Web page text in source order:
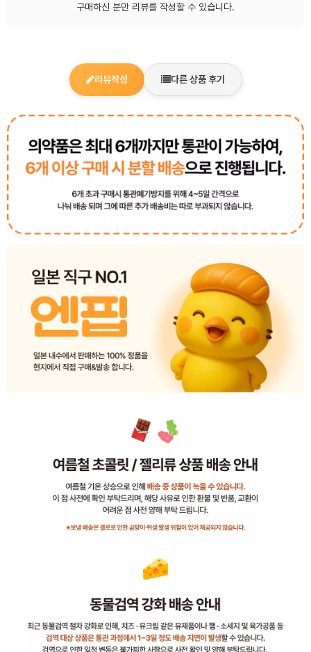
구매하신 분만 리뷰를 작성할 수 있습니다.
리뷰작성 다른 상품 후기